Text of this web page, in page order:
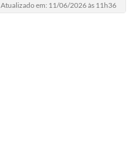
Atualizado em: 11/06/2026 às 11h36